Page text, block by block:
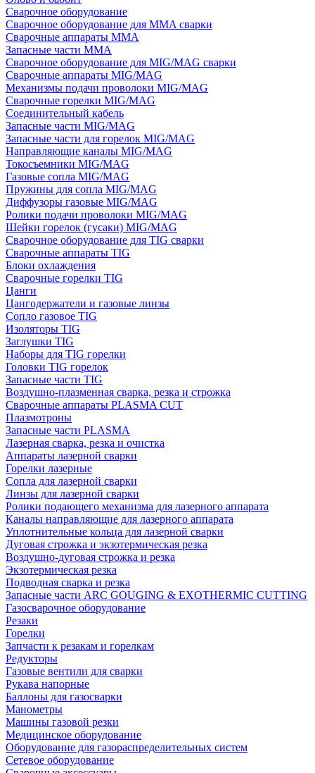
Сварочное оборудование
Сварочное оборудование для MMA сварки
Сварочные аппараты MMA
Запасные части MMA
Сварочное оборудование для MIG/MAG сварки
Сварочные аппараты MIG/MAG
Механизмы подачи проволоки MIG/MAG
Сварочные горелки MIG/MAG
Соединительный кабель
Запасные части MIG/MAG
Запасные части для горелок MIG/MAG
Направляющие каналы MIG/MAG
Токосъемники MIG/MAG
Газовые сопла MIG/MAG
Пружины для сопла MIG/MAG
Диффузоры газовые MIG/MAG
Ролики подачи проволоки MIG/MAG
Шейки горелок (гусаки) MIG/MAG
Сварочное оборудование для TIG сварки
Сварочные аппараты TIG
Блоки охлаждения
Сварочные горелки TIG
Цанги
Цангодержатели и газовые линзы
Сопло газовое TIG
Изоляторы TIG
Заглушки TIG
Наборы для TIG горелки
Головки TIG горелок
Запасные части TIG
Воздушно-плазменная сварка, резка и строжка
Сварочные аппараты PLASMA CUT
Плазмотроны
Запасные части PLASMA
Лазерная сварка, резка и очистка
Аппараты лазерной сварки
Горелки лазерные
Сопла для лазерной сварки
Линзы для лазерной сварки
Ролики подающего механизма для лазерного аппарата
Каналы направляющие для лазерного аппарата
Уплотнительные кольца для лазерной сварки
Дуговая строжка и экзотермическая резка
Воздушно-дуговая строжка и резка
Экзотермическая резка
Подводная сварка и резка
Запасные части ARC GOUGING & EXOTHERMIC CUTTING
Газосварочное оборудование
Резаки
Горелки
Запчасти к резакам и горелкам
Редукторы
Газовые вентили для сварки
Рукава напорные
Баллоны для газосварки
Манометры
Машины газовой резки
Медицинское оборудование
Оборудование для газораспределительных систем
Сетевое оборудование